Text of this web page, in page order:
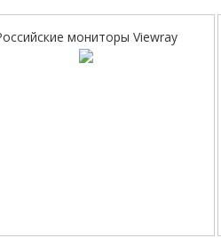
мониторы Viewray